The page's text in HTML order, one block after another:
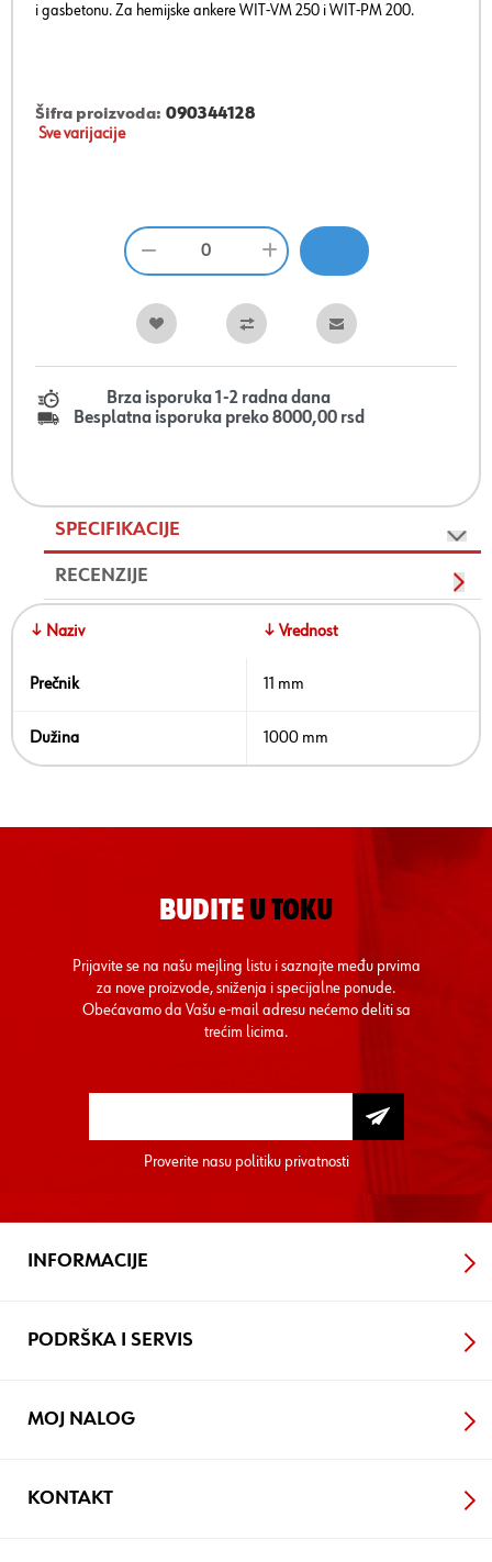
i gasbetonu. Za hemijske ankere WIT-VM 250 i WIT-PM 200.
Šifra proizvoda: 090344128
Sve varijacije
Brza isporuka 1-2 radna dana
Besplatna isporuka preko 8000,00 rsd
SPECIFIKACIJE
RECENZIJE
↓ Naziv ↓ Vrednost
Prečnik 11 mm
Dužina 1000 mm
BUDITE U TOKU
Prijavite se na našu mejling listu i saznajte među prvima
za nove proizvode, sniženja i specijalne ponude.
Obećavamo da Vašu e-mail adresu nećemo deliti sa
trećim licima.
Proverite nasu politiku privatnosti
INFORMACIJE
PODRŠKA I SERVIS
MOJ NALOG
KONTAKT